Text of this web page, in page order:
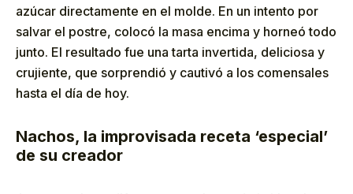
azúcar directamente en el molde. En un intento por
salvar el postre, colocó la masa encima y horneó todo
junto. El resultado fue una tarta invertida, deliciosa y
crujiente, que sorprendió y cautivó a los comensales
hasta el día de hoy.
Nachos, la improvisada receta ‘especial’
de su creador